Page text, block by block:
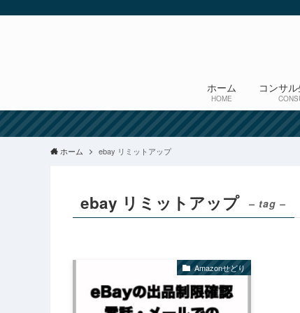
ホーム
HOME
コンサ
ホーム ebay リミットアップ
ebay リミットアップ – tag –
Amazonせどり